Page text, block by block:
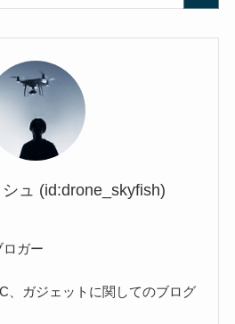
ュ (id:drone_skyfish)
ガー
、ガジェットに関してのブログ